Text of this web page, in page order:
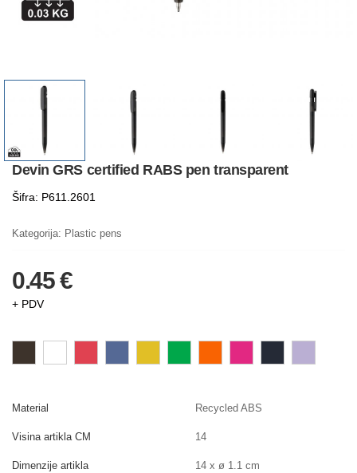
Devin GRS certified RABS pen transparent
Šifra: P611.2601
Kategorija: Plastic pens
0.45 €
+ PDV
Material Recycled ABS
Visina artikla CM 14
Dimenzije artikla 14 x ø 1.1 cm